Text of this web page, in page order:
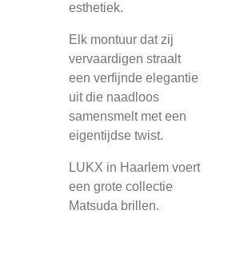
esthetiek.
Elk montuur dat zij
vervaardigen straalt
een verfijnde elegantie
uit die naadloos
samensmelt met een
eigentijdse twist.
LUKX in Haarlem voert
een grote collectie
Matsuda brillen.